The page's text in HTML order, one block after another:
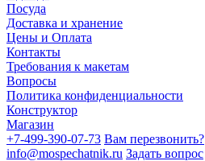
Посуда
Доставка и хранение
Цены и Оплата
Контакты
Требования к макетам
Вопросы
Политика конфиденциальности
Конструктор
Магазин
+7-499-390-07-73 Вам перезвонить?
info@mospechatnik.ru Задать вопрос